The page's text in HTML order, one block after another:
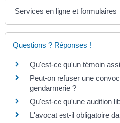
Services en ligne et formulaires
Questions ? Réponses !
Qu'est-ce qu'un témoin
Peut-on refuser une
gendarmerie ?
Qu'est-ce qu'une audition
L'avocat est-il obligatoire